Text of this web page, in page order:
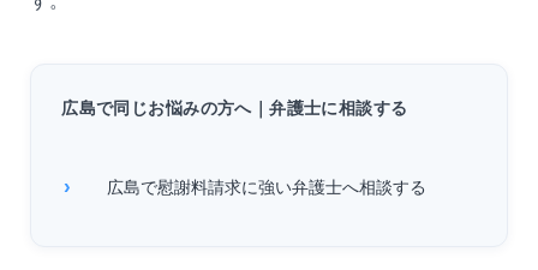
広島で同じお悩みの方へ｜弁護士に相談する
広島で慰謝料請求に強い弁護士へ相談する